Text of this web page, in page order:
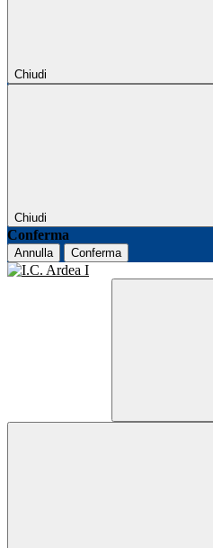
Chiudi
Chiudi
Conferma
Annulla Conferma